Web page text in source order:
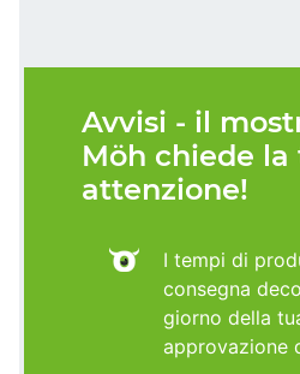
Avvisi - il
Möh chiede la
attenzione!
I tempi di
consegna
giorno della
approvazione